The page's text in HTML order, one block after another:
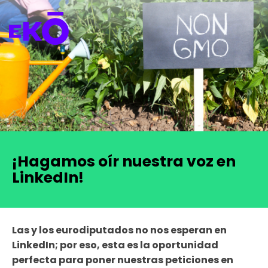
¡Hagamos oír nuestra voz en
LinkedIn!
Las y los eurodiputados no nos esperan en
LinkedIn; por eso, esta es la oportunidad
perfecta para poner nuestras peticiones en